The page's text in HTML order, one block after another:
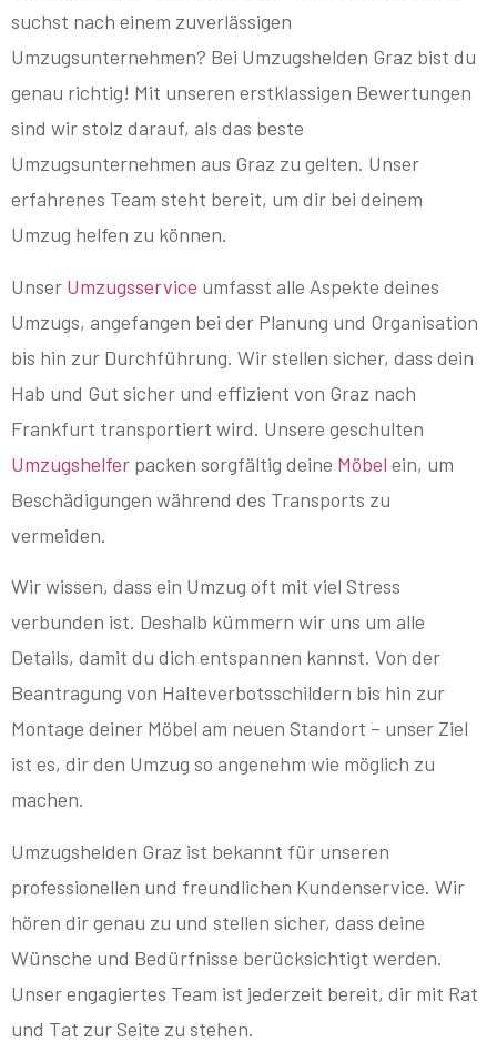
suchst nach einem zuverlässigen
Umzugsunternehmen? Bei Umzugshelden Graz bist du
genau richtig! Mit unseren erstklassigen Bewertungen
sind wir stolz darauf, als das beste
Umzugsunternehmen aus Graz zu gelten. Unser
erfahrenes Team steht bereit, um dir bei deinem
Umzug helfen zu können.
Unser Umzugsservice umfasst alle Aspekte deines
Umzugs, angefangen bei der Planung und Organisation
bis hin zur Durchführung. Wir stellen sicher, dass dein
Hab und Gut sicher und effizient von Graz nach
Frankfurt transportiert wird. Unsere geschulten
Umzugshelfer packen sorgfältig deine Möbel ein, um
Beschädigungen während des Transports zu
vermeiden.
Wir wissen, dass ein Umzug oft mit viel Stress
verbunden ist. Deshalb kümmern wir uns um alle
Details, damit du dich entspannen kannst. Von der
Beantragung von Halteverbotsschildern bis hin zur
Montage deiner Möbel am neuen Standort – unser Ziel
ist es, dir den Umzug so angenehm wie möglich zu
machen.
Umzugshelden Graz ist bekannt für unseren
professionellen und freundlichen Kundenservice. Wir
hören dir genau zu und stellen sicher, dass deine
Wünsche und Bedürfnisse berücksichtigt werden.
Unser engagiertes Team ist jederzeit bereit, dir mit Rat
und Tat zur Seite zu stehen.